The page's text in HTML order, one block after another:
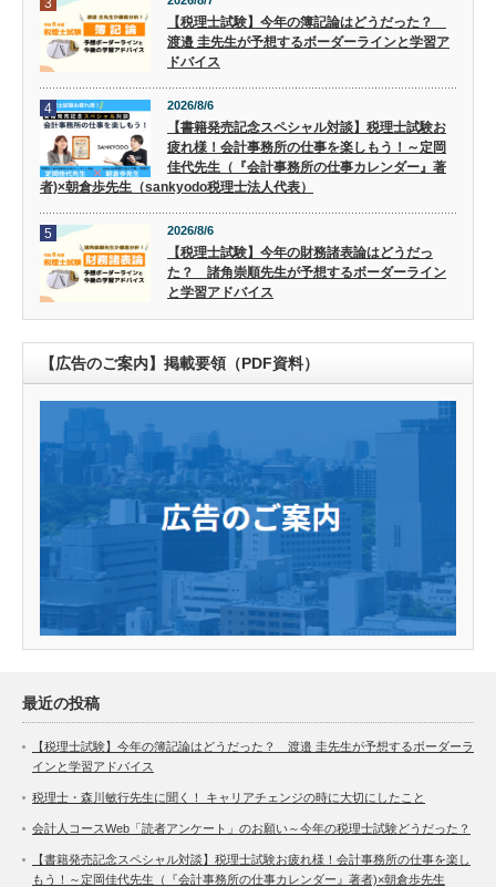
3
【税理士試験】今年の簿記論はどうだった？
渡邉 圭先生が予想するボーダーラインと学習ア
ドバイス
4 2026/8/6
【書籍発売記念スペシャル対談】税理士試験お
疲れ様！会計事務所の仕事を楽しもう！～定岡
佳代先生（『会計事務所の仕事カレンダー』著
者)×朝倉歩先生（sankyodo税理士法人代表）
5 2026/8/6
【税理士試験】今年の財務諸表論はどうだっ
た？ 諸角崇順先生が予想するボーダーライン
と学習アドバイス
【広告のご案内】掲載要領（PDF資料）
最近の投稿
【税理士試験】今年の簿記論はどうだった？ 渡邉 圭先生が予想するボーダーラ
インと学習アドバイス
税理士・森川敏行先生に聞く！ キャリアチェンジの時に大切にしたこと
会計人コースWeb「読者アンケート」のお願い～今年の税理士試験どうだった？
【書籍発売記念スペシャル対談】税理士試験お疲れ様！会計事務所の仕事を楽し
もう！～定岡佳代先生（『会計事務所の仕事カレンダー』著者)×朝倉歩先生